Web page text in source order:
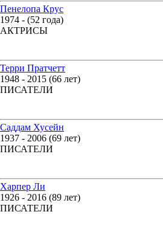
Пенелопа Крус
1974 - (52 года)
АКТРИСЫ
Терри Пратчетт
1948 - 2015 (66 лет)
ПИСАТЕЛИ
Саддам Хусейн
1937 - 2006 (69 лет)
ПИСАТЕЛИ
Харпер Ли
1926 - 2016 (89 лет)
ПИСАТЕЛИ